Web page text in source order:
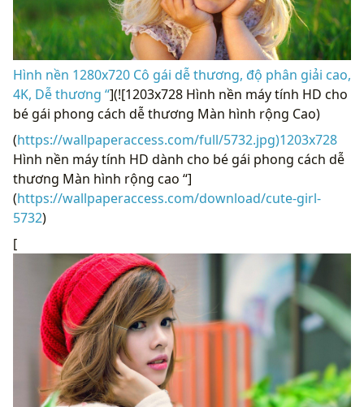
Hình nền 1280x720 Cô gái dễ thương, độ phân giải cao,
4K, Dễ thương “](![1203x728 Hình nền máy tính HD cho
bé gái phong cách dễ thương Màn hình rộng Cao)
(https://wallpaperaccess.com/full/5732.jpg)1203x728
Hình nền máy tính HD dành cho bé gái phong cách dễ
thương Màn hình rộng cao “]
(https://wallpaperaccess.com/download/cute-girl-
5732)
[